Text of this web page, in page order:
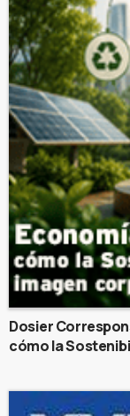
Dosier
cómo la